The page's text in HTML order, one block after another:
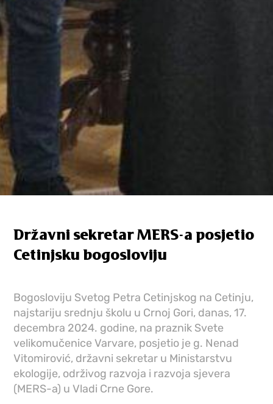
Državni sekretar MERS-a posjetio
Cetinjsku bogosloviju
Bogosloviju Svetog Petra Cetinjskog na Cetinju,
najstariju srednju školu u Crnoj Gori, danas, 17.
decembra 2024. godine, na praznik Svete
velikomučenice Varvare, posjetio je g. Nenad
Vitomirović, državni sekretar u Ministarstvu
ekologije, održivog razvoja i razvoja sjevera
(MERS-a) u Vladi Crne Gore.